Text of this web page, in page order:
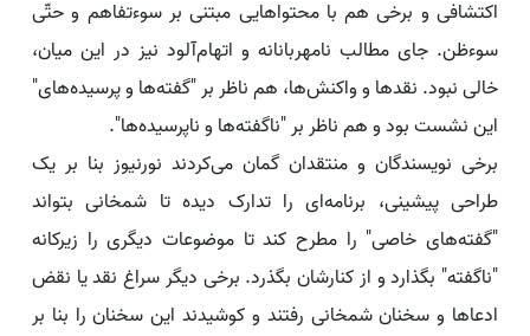
اکتشافی و برخی هم با محتواهایی مبتنی بر سوءتفاهم و حتّی
سوءظن. جای مطالب نامهربانانه و اتهام‌آلود نیز در این میان،‌
خالی نبود. نقدها و واکنش‌ها، هم ناظر بر "گفته‌ها و پرسیده‌های"
این نشست بود و هم ناظر بر "ناگفته‌ها و ناپرسیده‌ها".
برخی نویسندگان و منتقدان گمان می‌کردند نورنیوز بنا بر یک
طراحی پیشینی، برنامه‌ای را تدارک دیده تا شمخانی بتواند
"گفته‌های خاصی" را مطرح کند تا موضوعات دیگری را زیرکانه
"ناگفته" بگذارد و از کنارشان بگذرد. برخی دیگر سراغ نقد یا نقض
ادعاها و سخنان شمخانی رفتند و کوشیدند این سخنان را بنا بر